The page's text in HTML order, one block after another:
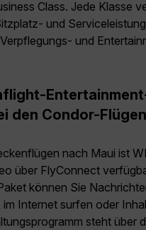
Class. Jede Klasse
und
und
den Condor-
nach Maui ist
über FlyConnect
können Sie
Internet surfen oder
steht über